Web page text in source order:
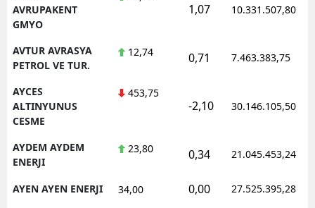
AVRUPAKENT
GMYO
1,07 10.331.507,80
AVTUR AVRASYA
PETROL VE TUR.
12,74 0,71 7.463.383,75
AYCES
ALTINYUNUS
CESME
453,75
-2,10 30.146.105,50
AYDEM AYDEM
ENERJI
23,80 0,34 21.045.453,24
AYEN AYEN ENERJI 34,00 0,00 27.525.395,28